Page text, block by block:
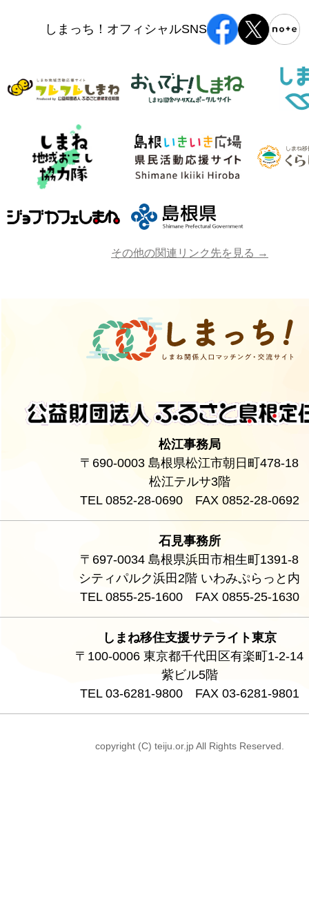
しまっち！オフィシャルSNS
その他の関連リンク先を見る →
松江事務局
〒690-0003 島根県松江市朝日町478-18
松江テルサ3階
TEL 0852-28-0690 FAX 0852-28-0692
石見事務所
〒697-0034 島根県浜田市相生町1391-8
シティパルク浜田2階 いわみぷらっと内
TEL 0855-25-1600 FAX 0855-25-1630
しまね移住支援サテライト東京
〒100-0006 東京都千代田区有楽町1-2-14
紫ビル5階
TEL 03-6281-9800 FAX 03-6281-9801
copyright (C) teiju.or.jp All Rights Reserved.